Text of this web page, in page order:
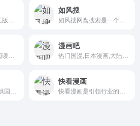
如风搜
漫画吧
快看漫画